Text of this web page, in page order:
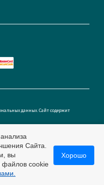
данных. Сайт содержит
Сайта.
вы
файлов cookie
Хорошо